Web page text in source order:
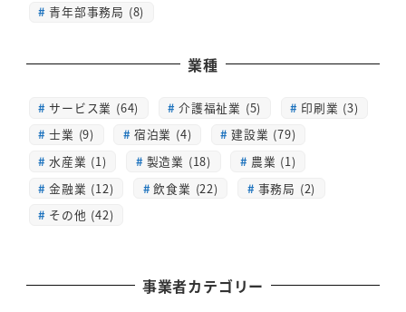
青年部事務局 (8)
業種
サービス業 (64) 介護福祉業 (5)
印刷業 (3)
士業 (9)
宿泊業 (4)
建設業 (79)
水産業 (1)
製造業 (18)
農業 (1)
金融業 (12)
飲食業 (22)
事務局 (2)
その他 (42)
事業者カテゴリー